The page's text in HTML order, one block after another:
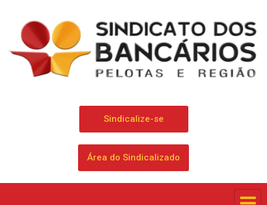
Sindicalize-se
Área do Sindicalizado